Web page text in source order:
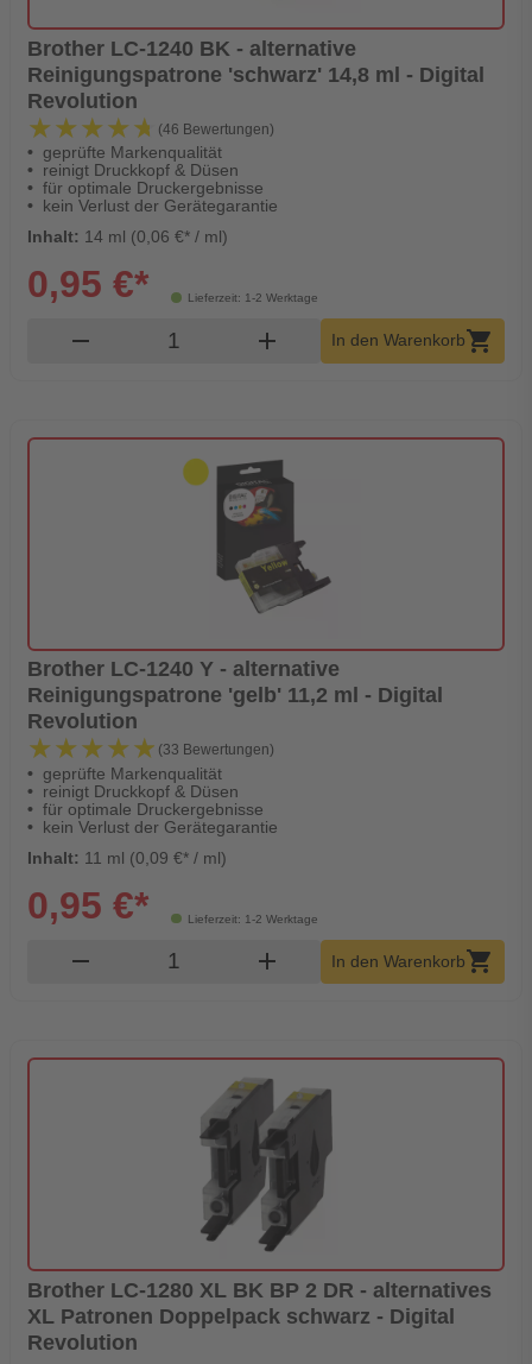
Brother LC-1240 BK - alternative
Reinigungspatrone 'schwarz' 14,8 ml - Digital
Revolution
★★★★★
★★★★★ (46 Bewertungen)
geprüfte Markenqualität
reinigt Druckkopf & Düsen
für optimale Druckergebnisse
kein Verlust der Gerätegarantie
Inhalt: 14 ml (0,06 €* / ml)
Lieferzeit: 1-2 Werktage
0,95 €*
remove Produkt Warenkorb Menge
add In den Warenkorbshopping_cart
Brother LC-1240 Y - alternative
Reinigungspatrone 'gelb' 11,2 ml - Digital
Revolution
★★★★★
★★★★★ (33 Bewertungen)
geprüfte Markenqualität
reinigt Druckkopf & Düsen
für optimale Druckergebnisse
kein Verlust der Gerätegarantie
Inhalt: 11 ml (0,09 €* / ml)
Lieferzeit: 1-2 Werktage
0,95 €*
remove Produkt Warenkorb Menge
add In den Warenkorb shopping_cart
Brother LC-1280 XL BK BP 2 DR - alternatives
XL Patronen Doppelpack schwarz - Digital
Revolution